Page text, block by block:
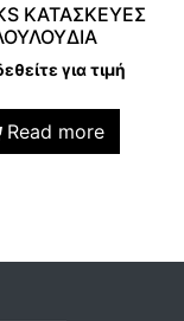
ΚΑΤΑΣΚΕΥΕΣ
για τιμή
Read more